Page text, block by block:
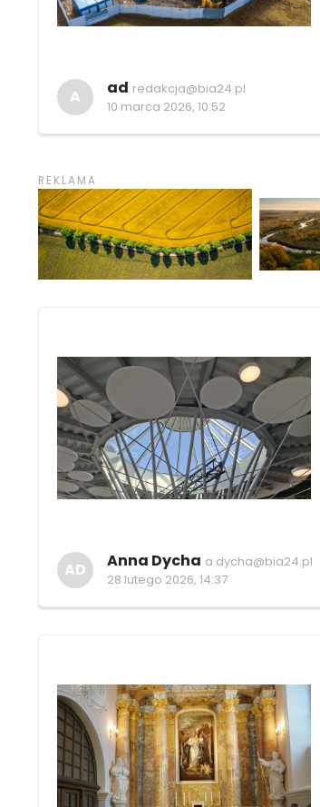
A ad redakcja@bia24.pl
10 marca 2026, 10:52
AD Anna Dycha a.dycha@bia24.pl
28 lutego 2026, 14:37